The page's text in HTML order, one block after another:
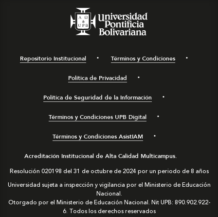
Repositorio Institucional Términos y Condiciones
Política de Privacidad
Política de Seguridad de la Información
Términos y Condiciones UPB Digital
Términos y Condiciones AsistIAM
Acreditación Institucional de Alta Calidad Multicampus.
Resolución 020198 del 31 de octubre de 2024 por un periodo de 8 años
Universidad sujeta a inspección y vigilancia por el Ministerio de Educación
Nacional.
Otorgado por el Ministerio de Educación Nacional. Nit UPB: 890.902.922-
6. Todos los derechos reservados